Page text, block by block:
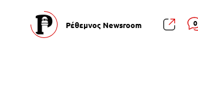
Ρέθεμνος Newsroom 0